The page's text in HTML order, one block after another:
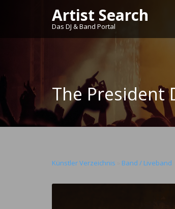
Artist Search
Das DJ & Band Portal
The President
Künstler Verzeichnis Band / Liveband